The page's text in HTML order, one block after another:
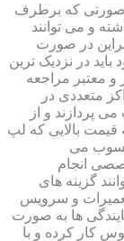
صورتی که برطرف
و می توانند
در صورت
در نزدیک ترین
و معتبر مراجعه
متعددی در
پردازند و از
قیمت بالایی که لپ
می
انجام
گزینه های
و سرویس
ها به صورت
کار کرده و با